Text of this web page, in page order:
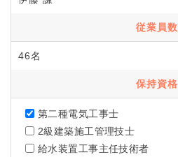
従業員数
46名
保持資格
第二種電気工事士
2級建築施工管理技士
給水装置工事主任技術者